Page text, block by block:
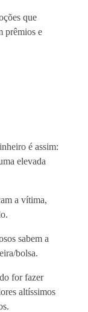
que
prêmios e
é assim:
elevada
a vítima,
sabem a
bolsa.
for fazer
altíssimos